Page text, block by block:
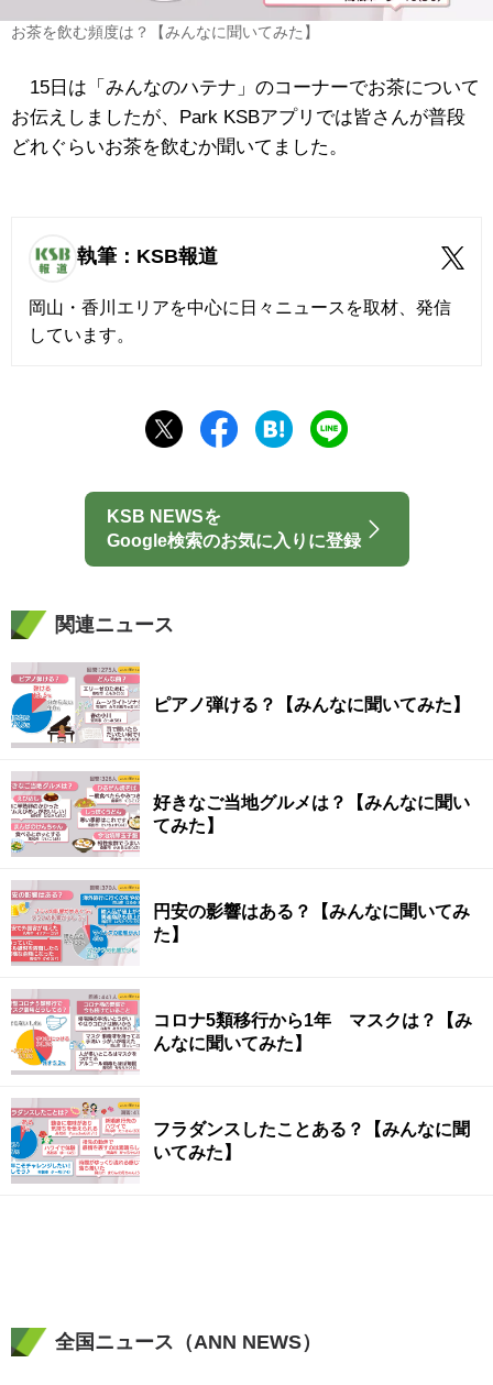
お茶を飲む頻度は？【みんなに聞いてみた】
15日は「みんなのハテナ」のコーナーでお茶について
お伝えしましたが、Park KSBアプリでは皆さんが普段
どれぐらいお茶を飲むか聞いてました。
執筆：KSB報道
岡山・香川エリアを中心に日々ニュースを取材、発信
しています。
KSB NEWSを
Google検索のお気に入りに登録
関連ニュース
ピアノ弾ける？【みんなに聞いてみた】
好きなご当地グルメは？【みんなに聞い
てみた】
円安の影響はある？【みんなに聞いてみ
た】
コロナ5類移行から1年 マスクは？【み
んなに聞いてみた】
フラダンスしたことある？【みんなに聞
いてみた】
全国ニュース（ANN NEWS）